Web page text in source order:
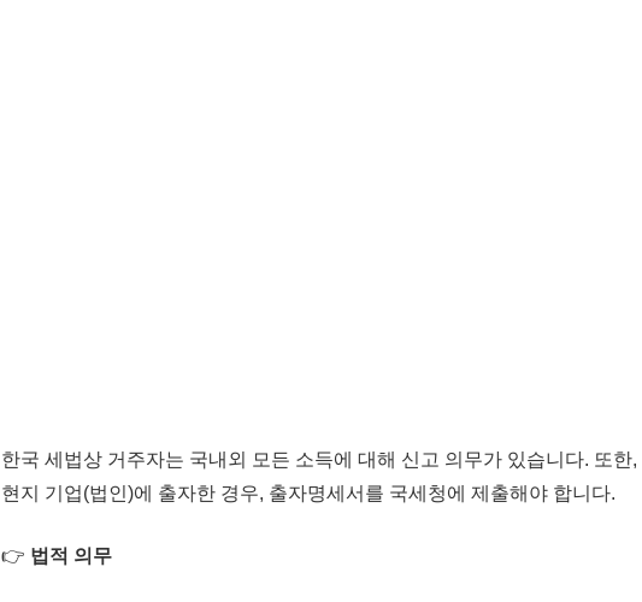
한국 세법상 거주자는 국내외 모든 소득에 대해 신고 의무가 있습니다. 또한,
현지 기업(법인)에 출자한 경우, 출자명세서 를 국세청에 제출해야 합니다.
👉 법적 의무